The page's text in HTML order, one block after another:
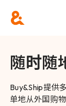
随时随
Buy&Ship提供
单地从外国购物